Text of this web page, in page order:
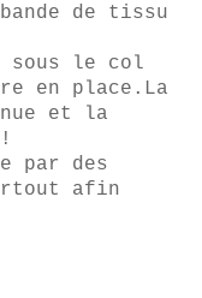
de tissu
le col
en place.La
et la
par des
afin